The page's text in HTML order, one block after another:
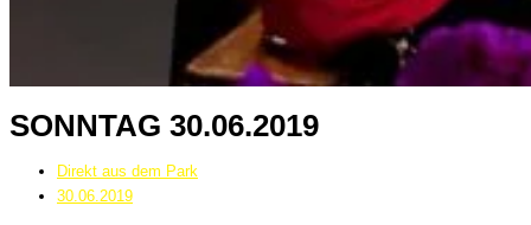
SONNTAG 30.06.2019
Direkt aus dem Park
30.06.2019